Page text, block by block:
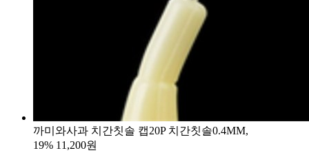
까미와사과 치간칫솔 캡20P 치간칫솔0.4MM,
19% 11,200원